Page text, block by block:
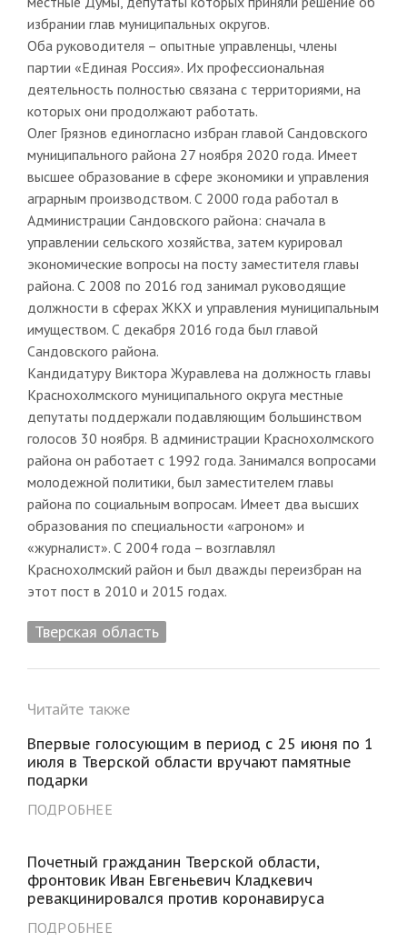
избрании глав муниципальных округов.
Оба руководителя – опытные управленцы, члены
партии «Единая Россия». Их профессиональная
деятельность полностью связана с территориями, на
которых они продолжают работать.
Олег Грязнов единогласно избран главой Сандовского
муниципального района 27 ноября 2020 года. Имеет
высшее образование в сфере экономики и управления
аграрным производством. С 2000 года работал в
Администрации Сандовского района: сначала в
управлении сельского хозяйства, затем курировал
экономические вопросы на посту заместителя главы
района. С 2008 по 2016 год занимал руководящие
должности в сферах ЖКХ и управления муниципальным
имуществом. С декабря 2016 года был главой
Сандовского района.
Кандидатуру Виктора Журавлева на должность главы
Краснохолмского муниципального округа местные
депутаты поддержали подавляющим большинством
голосов 30 ноября. В администрации Краснохолмского
района он работает с 1992 года. Занимался вопросами
молодежной политики, был заместителем главы
района по социальным вопросам. Имеет два высших
образования по специальности «агроном» и
«журналист». С 2004 года – возглавлял
Краснохолмский район и был дважды переизбран на
этот пост в 2010 и 2015 годах.
Тверская область
Читайте также
Впервые голосующим в период с 25 июня по 1
июля в Тверской области вручают памятные
подарки
ПОДРОБНЕЕ
Почетный гражданин Тверской области,
фронтовик Иван Евгеньевич Кладкевич
ревакцинировался против коронавируса
ПОДРОБНЕЕ